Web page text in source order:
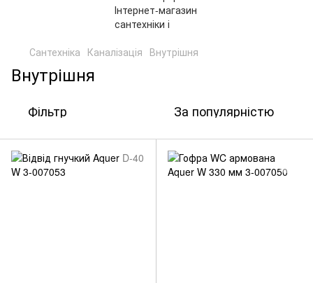
Сантехніка Каналізація Внутрішня
Внутрішня
Фільтр За популярністю